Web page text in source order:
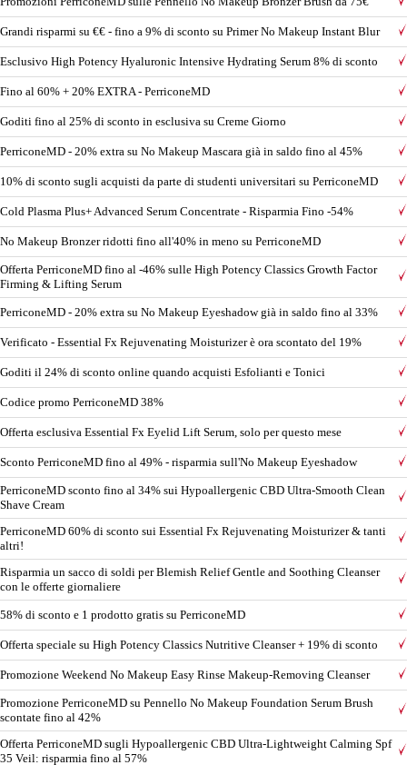
Grandi risparmi su €€ - fino a 9% di sconto su Primer No Makeup Instant Blur
Esclusivo High Potency Hyaluronic Intensive Hydrating Serum 8% di sconto
Fino al 60% + 20% EXTRA - PerriconeMD
Goditi fino al 25% di sconto in esclusiva su Creme Giorno
PerriconeMD - 20% extra su No Makeup Mascara già in saldo fino al 45%
10% di sconto sugli acquisti da parte di studenti universitari su PerriconeMD
Cold Plasma Plus+ Advanced Serum Concentrate - Risparmia Fino -54%
No Makeup Bronzer ridotti fino all'40% in meno su PerriconeMD
Offerta PerriconeMD fino al -46% sulle High Potency Classics Growth Factor
Firming & Lifting Serum
PerriconeMD - 20% extra su No Makeup Eyeshadow già in saldo fino al 33%
Verificato - Essential Fx Rejuvenating Moisturizer è ora scontato del 19%
Goditi il ​​24% di sconto online quando acquisti Esfolianti e Tonici
Codice promo PerriconeMD 38%
Offerta esclusiva Essential Fx Eyelid Lift Serum, solo per questo mese
Sconto PerriconeMD fino al 49% - risparmia sull'No Makeup Eyeshadow
PerriconeMD sconto fino al 34% sui Hypoallergenic CBD Ultra-Smooth Clean
Shave Cream
PerriconeMD 60% di sconto sui Essential Fx Rejuvenating Moisturizer & tanti
altri!
Risparmia un sacco di soldi per Blemish Relief Gentle and Soothing Cleanser
con le offerte giornaliere
58% di sconto e 1 prodotto gratis su PerriconeMD
Offerta speciale su High Potency Classics Nutritive Cleanser + 19% di sconto
Promozione Weekend No Makeup Easy Rinse Makeup-Removing Cleanser
Promozione PerriconeMD su Pennello No Makeup Foundation Serum Brush
scontate fino al 42%
Offerta PerriconeMD sugli Hypoallergenic CBD Ultra-Lightweight Calming Spf
35 Veil: risparmia fino al 57%